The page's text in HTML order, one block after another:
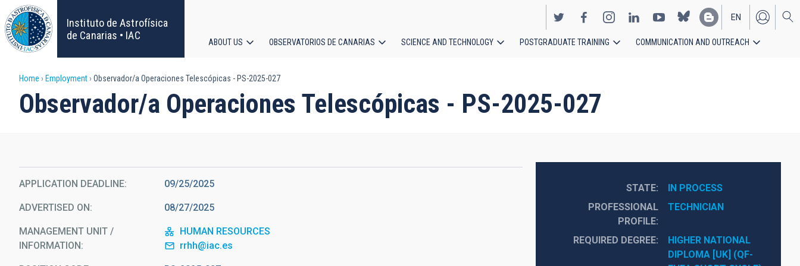
Skip
to
main
content
Instituto de Astrofísica
de Canarias • IAC
EN
ES
navigation
ABOUT US OBSERVATORIOS DE CANARIAS SCIENCE AND TECHNOLOGY POSTGRADUATE TRAINING COMMUNICATION AND OUTREACH
Breadcrumb
Home Employment Observador/a Operaciones Telescópicas - PS-2025-027
Observador/a Operaciones Telescópicas - PS-2025-027
APPLICATION DEADLINE 09/25/2025
ADVERTISED ON 08/27/2025
MANAGEMENT UNIT /
INFORMATION
HUMAN RESOURCES
rrhh@iac.es
STATE
IN PROCESS
PROFESSIONAL
PROFILE
TECHNICIAN
REQUIRED DEGREE
HIGHER NATIONAL
DIPLOMA [UK] (QF-